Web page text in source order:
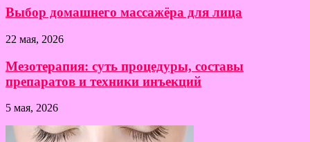
Выбор домашнего массажёра для лица
22 мая, 2026
Мезотерапия: суть процедуры, составы
препаратов и техники инъекций
5 мая, 2026